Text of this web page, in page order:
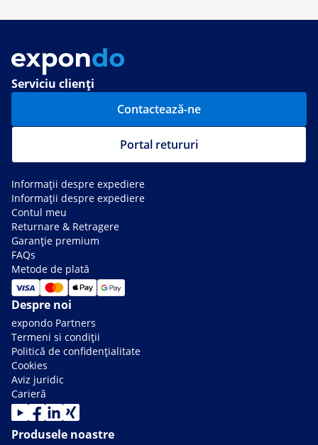
Serviciu clienți
Contactează-ne
Portal retururi
Informații despre expediere
Informații despre expediere
Contul meu
Returnare & Retragere
Garanție premium
FAQs
Metode de plată
Despre noi
expondo Partners
Termeni si condiții
Politică de confidențialitate
Cookies
Aviz juridic
Carieră
Produsele noastre